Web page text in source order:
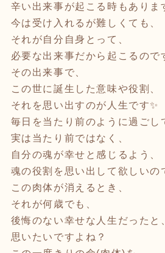
辛い出来事が起こる時もありま
今は受け入れるが難しくても、
それが自分自身とって、
必要な出来事だから起こるので
その出来事で、
この世に誕生した意味や役割、
それを思い出すのが人生です✨
毎日を当たり前のように過ごし
実は当たり前ではなく、
自分の魂が幸せと感じるよう、
魂の役割を思い出して欲しいの
この肉体が消えるとき、
それが何歳でも、
後悔のない幸せな人生だったと
思いたいですよね？